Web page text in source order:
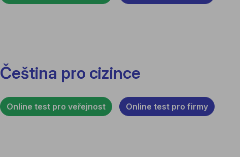
Čeština pro cizince
Online test pro veřejnost Online test pro firmy